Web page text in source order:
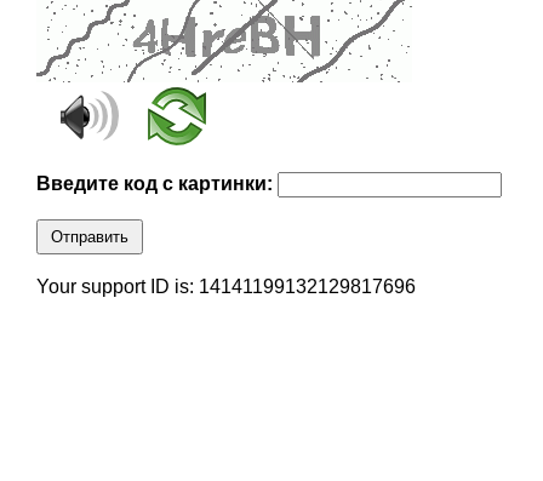
Введите код с картинки:
Отправить
Your support ID is: 14141199132129817696